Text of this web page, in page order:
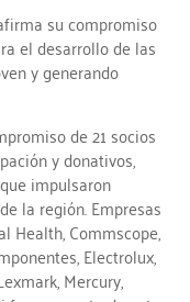
su compromiso
el desarrollo de las
y generando
de 21 socios
y donativos,
impulsaron
la región. Empresas
Health, Commscope,
Electrolux,
Mercury,